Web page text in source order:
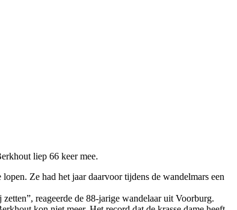
liep 66 keer mee.
Ze had het jaar daarvoor tijdens de wandelmars een
reageerde de 88-jarige wandelaar uit Voorburg.